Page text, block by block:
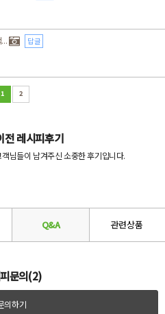
답글
1 2
전 레시피후기
님들이 남겨주신 소중한 후기입니다.
Q&A 관련상품
문의(2)
의하기